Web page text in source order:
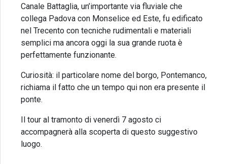
Canale Battaglia, un’importante via fluviale che
collega Padova con Monselice ed Este, fu edificato
nel Trecento con tecniche rudimentali e materiali
semplici ma ancora oggi la sua grande ruota è
perfettamente funzionante.
Curiosità: il particolare nome del borgo, Pontemanco,
richiama il fatto che un tempo qui non era presente il
ponte.
Il tour al tramonto di venerdì 7 agosto ci
accompagnerà alla scoperta di questo suggestivo
luogo.